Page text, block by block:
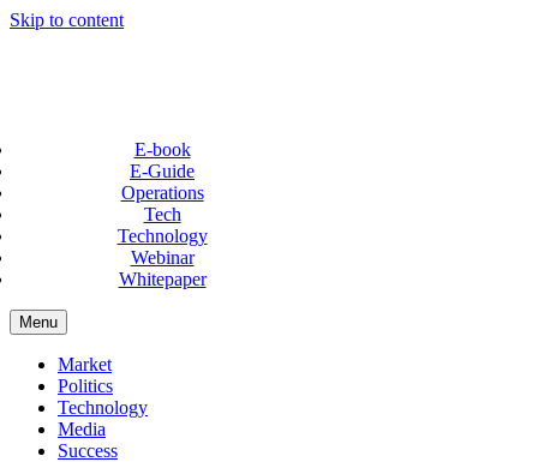
Skip to content
E-book
E-Guide
Operations
Tech
Technology
Webinar
Whitepaper
Menu
Market
Politics
Technology
Media
Success